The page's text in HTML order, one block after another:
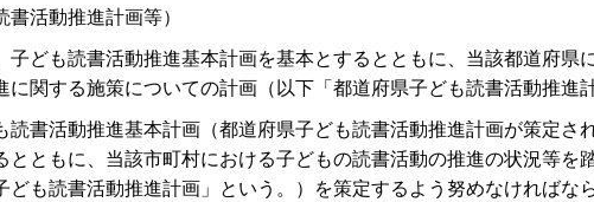
活動推進計画等）
子ども読書活動推進基本計画を基本とするとともに、当該都道府
に関する施策についての計画（以下「都道府県子ども読書活動推進
読書活動推進基本計画（都道府県子ども読書活動推進計画が策定
とともに、当該市町村における子どもの読書活動の推進の状況等
も読書活動推進計画」という。）を策定するよう努めなければなら